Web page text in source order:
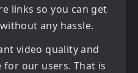
links so you can get
any hassle.
video quality and
our users. That is